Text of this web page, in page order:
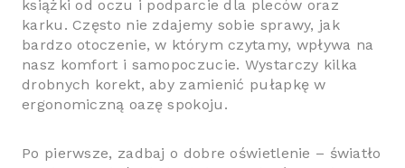
książki od oczu i podparcie dla pleców oraz
karku. Często nie zdajemy sobie sprawy, jak
bardzo otoczenie, w którym czytamy, wpływa na
nasz komfort i samopoczucie. Wystarczy kilka
drobnych korekt, aby zamienić pułapkę w
ergonomiczną oazę spokoju.
Po pierwsze, zadbaj o dobre oświetlenie – światło